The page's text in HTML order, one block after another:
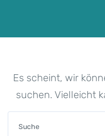
Es scheint, wir
suchen. Vielleicht